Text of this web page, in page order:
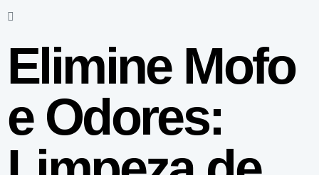
Elimine Mofo
e Odores: